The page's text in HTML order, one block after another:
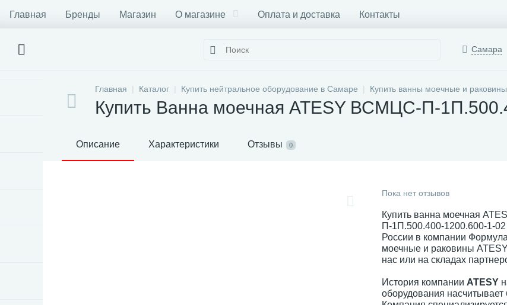
Главная Бренды Магазин О магазине Оплата и доставка Контакты
Самара
Главная Каталог Купить нейтральное оборудование в Самаре Купить ванны моечные и
Купить Ванна моечная ATESY ВСМЦС-П-
Описание Характеристики Отзывы 0
Пока нет отзывов
Купить ванна моечная
П-1П.500.400-1200.600-1-02
России в компании
моечные и раковины
нас или на складах
История компании ATESY
оборудования насчитывает